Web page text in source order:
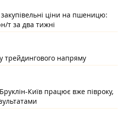
ціни на пшеницю:
т за два тижні
трейдингового напряму
Київ працює вже півроку,